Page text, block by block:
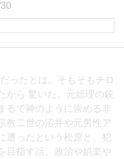
ったとは。そもそもチロ
から 驚いた。元総理の銃
るで神のように崇める非
教二世の沼井や元男性ア
遭ったという松原と、犯
目指す話。政治や娯楽や